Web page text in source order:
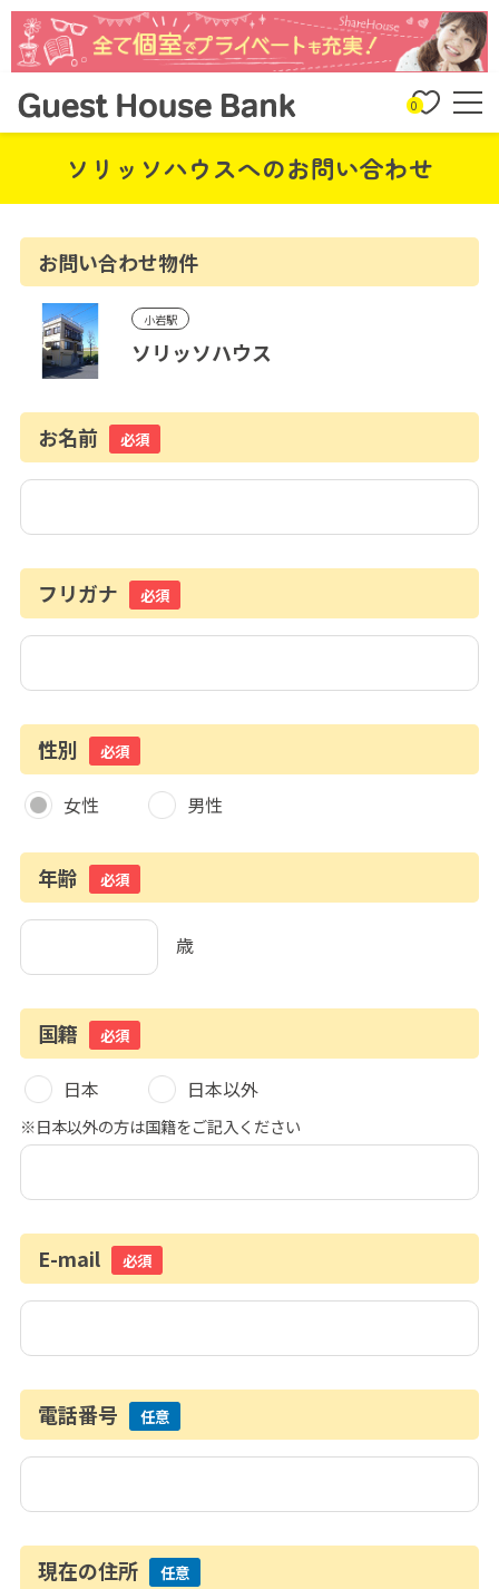
0
ソリッソハウスへのお問い合わせ
お問い合わせ物件
小岩駅
ソリッソハウス
お名前 必須
フリガナ 必須
性別 必須
女性 男性
年齢 必須
歳
国籍 必須
日本 日本以外
※日本以外の方は国籍をご記入ください
E-mail 必須
電話番号 任意
現在の住所 任意